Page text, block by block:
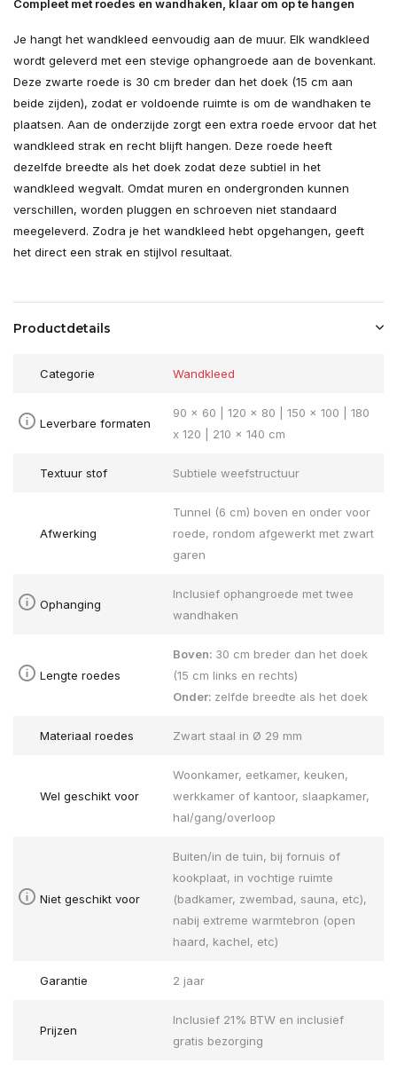
Compleet met roedes en wandhaken, klaar om op te hangen
Je hangt het wandkleed eenvoudig aan de muur. Elk wandkleed
wordt geleverd met een stevige ophangroede aan de bovenkant.
Deze zwarte roede is 30 cm breder dan het doek (15 cm aan
beide zijden), zodat er voldoende ruimte is om de wandhaken te
plaatsen. Aan de onderzijde zorgt een extra roede ervoor dat het
wandkleed strak en recht blijft hangen. Deze roede heeft
dezelfde breedte als het doek zodat deze subtiel in het
wandkleed wegvalt. Omdat muren en ondergronden kunnen
verschillen, worden pluggen en schroeven niet standaard
meegeleverd. Zodra je het wandkleed hebt opgehangen, geeft
het direct een strak en stijlvol resultaat.
Productdetails
Categorie Wandkleed
Leverbare formaten
90 x 60 | 120 x 80 | 150 x 100 | 180
x 120 | 210 x 140 cm
Textuur stof Subtiele weefstructuur
Afwerking
Tunnel (6 cm) boven en onder voor
roede, rondom afgewerkt met zwart
garen
Ophanging
Inclusief ophangroede met twee
wandhaken
Lengte roedes
Boven: 30 cm breder dan het doek
(15 cm links en rechts)
Onder: zelfde breedte als het doek
Materiaal roedes Zwart staal in Ø 29 mm
Wel geschikt voor
Woonkamer, eetkamer, keuken,
werkkamer of kantoor, slaapkamer,
hal/gang/overloop
Niet geschikt voor
Buiten/in de tuin, bij fornuis of
kookplaat, in vochtige ruimte
(badkamer, zwembad, sauna, etc),
nabij extreme warmtebron (open
haard, kachel, etc)
Garantie 2 jaar
Prijzen
Inclusief 21% BTW en inclusief
gratis bezorging